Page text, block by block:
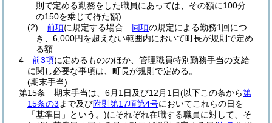
則で定める勤務をした職員にあっては、その額に100分
の150を乗じて得た額)
(2)
前項に規定する場合 同項の規定による勤務1回につ
き、6,000円を超えない範囲内において町長が規則で定め
る額
4
前3項に定めるもののほか、管理職員特別勤務手当の支給
に関し必要な事項は、町長が規則で定める。
(期末手当)
第15条
期末手当は、6月1日及び12月1日(以下この条から第
15条の3 まで及び附則第17項第4号においてこれらの日を
「基準日」という。)にそれぞれ在職する職員に対して、そ